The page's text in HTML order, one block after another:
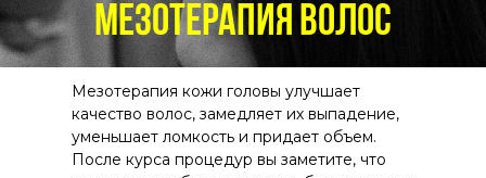
Мезотерапия кожи головы улучшает
качество волос, замедляет их выпадение,
уменьшает ломкость и придает объем.
После курса процедур вы заметите, что
Мезотерапия волос